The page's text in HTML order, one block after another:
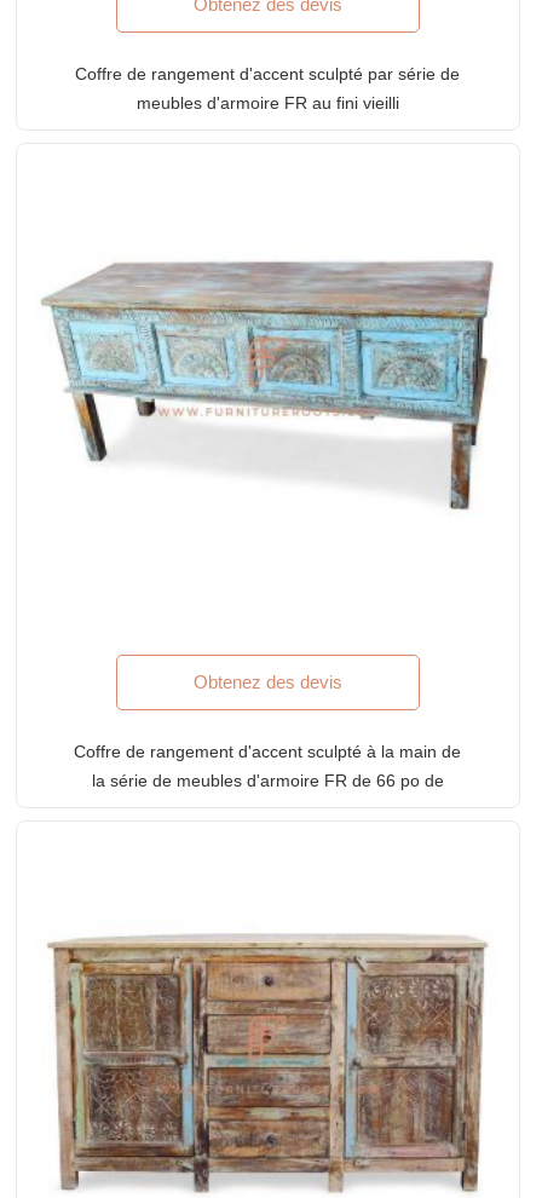
Coffre de rangement d'accent sculpté par série de
meubles d'armoire FR au fini vieilli
Obtenez des devis
Coffre de rangement d'accent sculpté à la main de
la série de meubles d'armoire FR de 66 po de